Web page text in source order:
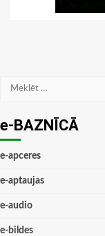
Meklēt:
e-BAZNĪCĀ
e-apceres
e-aptaujas
e-audio
e-bildes